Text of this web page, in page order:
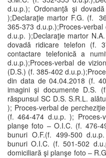
d.u.p.); Ordonanţă şi
);Declaraţie martor F.G. (f.
365-373 d.u.p.);Proces-
d.u.p. );Declaraţie martor
dovadă ridicare telefon (f.
contactare telefonică a
d.u.p.);Proces-verbal de
(D.S.) (f. 385-402
din data de 04.04.2018 (f.
imagini şi documente D.S.
răspunsul SC D.S. S.R.L.
); Proces-verbal de
(f. 464-474 d.u.p. ); Proces-
planşe foto – O.I.C. (f. 476-
bunuri O.F.(f. 499-500
bunuri O.I.C. (f. 501-502
domiciliară şi planşe foto –